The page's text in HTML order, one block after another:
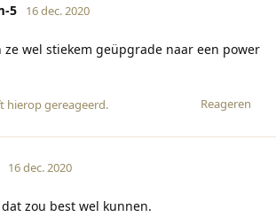
5 16 dec. 2020
ze wel stiekem geüpgrade naar een power
Reageren
hierop gereageerd.
16 dec. 2020
dat zou best wel kunnen.